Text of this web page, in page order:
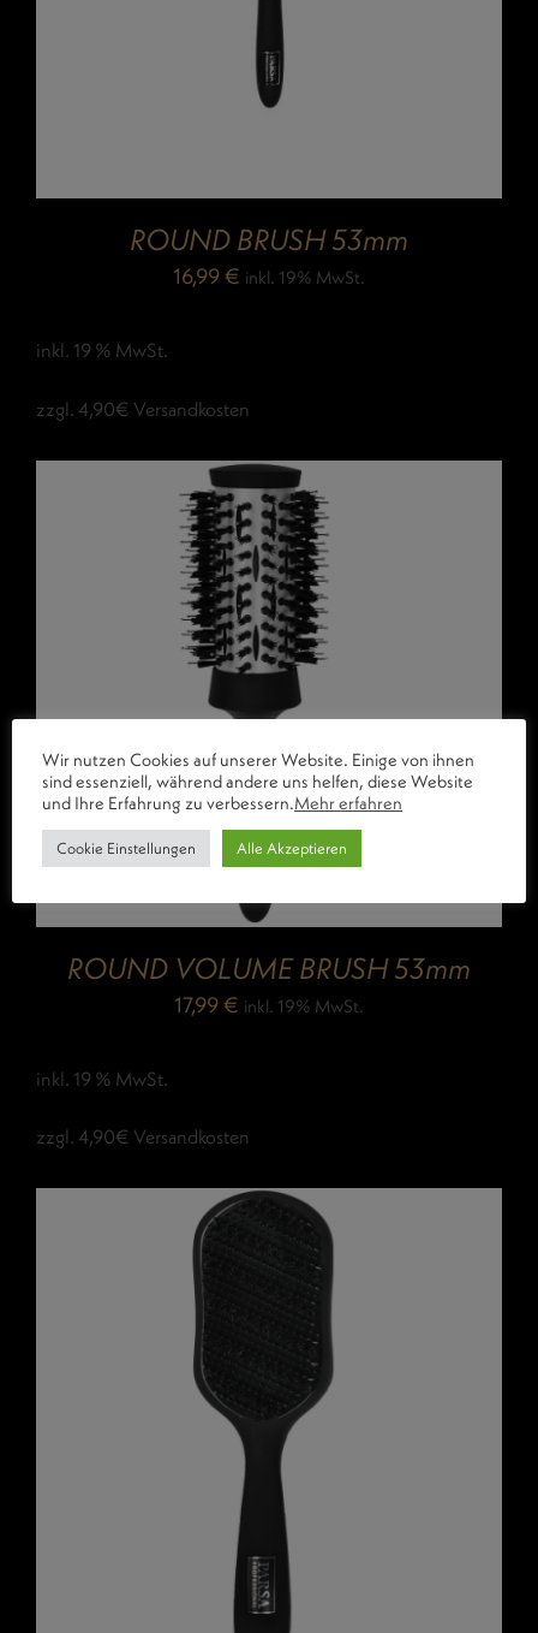
ROUND BRUSH 53mm
16,99€ inkl. 19% MwSt.
inkl. 19 % MwSt.
zzgl. 4,90€ Versandkosten
ROUND VOLUME BRUSH 53mm
17,99€ inkl. 19% MwSt.
inkl. 19 % MwSt.
zzgl. 4,90€ Versandkosten
Wir nutzen Cookies auf unserer Website. Einige von ihnen
sind essenziell, während andere uns helfen, diese Website
und Ihre Erfahrung zu verbessern.Mehr erfahren
Cookie Einstellungen Alle Akzeptieren